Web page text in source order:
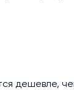
дешевле,